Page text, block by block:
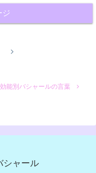
ジ
次
効能別バシャールの言葉
シャール